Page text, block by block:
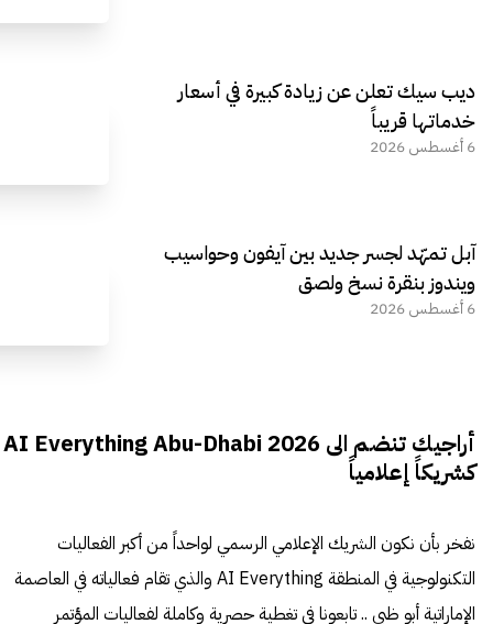
ديب سيك تعلن عن زيادة كبيرة في أسعار
خدماتها قريباً
6 أغسطس 2026
آبل تمهّد لجسر جديد بين آيفون وحواسيب
ويندوز بنقرة نسخ ولصق
6 أغسطس 2026
أراجيك تنضم الى AI Everything Abu-Dhabi 2026
كشريكاً إعلامياً
نفخر بأن نكون الشريك الإعلامي الرسمي لواحداً من أكبر الفعاليات
التكنولوجية في المنطقة AI Everything والذي تقام فعالياته في العاصمة
الإماراتية أبو ظبي .. تابعونا في تغطية حصرية وكاملة لفعاليات المؤتمر